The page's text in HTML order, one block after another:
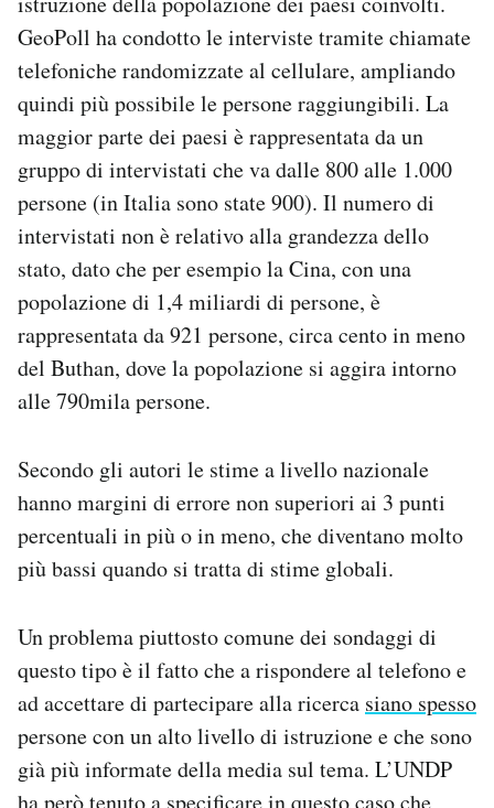
GeoPoll ha condotto le interviste tramite chiamate
telefoniche randomizzate al cellulare, ampliando
quindi più possibile le persone raggiungibili. La
maggior parte dei paesi è rappresentata da un
gruppo di intervistati che va dalle 800 alle 1.000
persone (in Italia sono state 900). Il numero di
intervistati non è relativo alla grandezza dello
stato, dato che per esempio la Cina, con una
popolazione di 1,4 miliardi di persone, è
rappresentata da 921 persone, circa cento in meno
del Buthan, dove la popolazione si aggira intorno
alle 790mila persone.
Secondo gli autori le stime a livello nazionale
hanno margini di errore non superiori ai 3 punti
percentuali in più o in meno, che diventano molto
più bassi quando si tratta di stime globali.
Un problema piuttosto comune dei sondaggi di
questo tipo è il fatto che a rispondere al telefono e
ad accettare di partecipare alla ricerca siano spesso
persone con un alto livello di istruzione e che sono
già più informate della media sul tema. L’UNDP